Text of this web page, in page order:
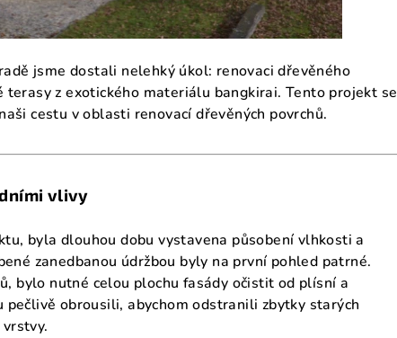
jsme dostali nelehký úkol: renovaci dřevěného
terasy z exotického materiálu bangkirai. Tento projekt se
cestu v oblasti renovací dřevěných povrchů.
vlivy
byla dlouhou dobu vystavena působení vlhkosti a
zanedbanou údržbou byly na první pohled patrné.
bylo nutné celou plochu fasády očistit od plísní a
obrousili, abychom odstranili zbytky starých